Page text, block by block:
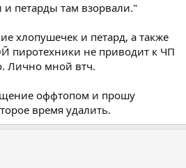
петарды там взорвали."
хлопушечек и петард, а также
пиротехники не приводит к ЧП
Лично мной втч.
оффтопом и прошу
время удалить.